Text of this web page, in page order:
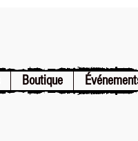
Boutique